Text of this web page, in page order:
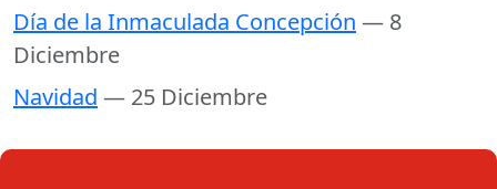
Día de la Inmaculada Concepción — 8
Diciembre
Navidad — 25 Diciembre